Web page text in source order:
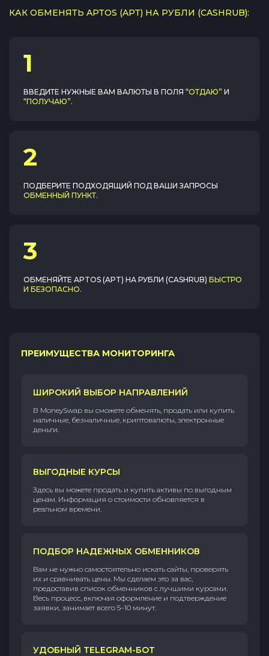
КАК ОБМЕНЯТЬ APTOS (APT) НА РУБЛИ (CASHRUB):
1
ВВЕДИТЕ НУЖНЫЕ ВАМ ВАЛЮТЫ В ПОЛЯ “ОТДАЮ” И
“ПОЛУЧАЮ”.
2
ПОДБЕРИТЕ ПОДХОДЯЩИЙ ПОД ВАШИ ЗАПРОСЫ
ОБМЕННЫЙ ПУНКТ.
3
ОБМЕНЯЙТЕ APTOS (APT) НА РУБЛИ (CASHRUB) БЫСТРО
И БЕЗОПАСНО.
ПРЕИМУЩЕСТВА МОНИТОРИНГА
ШИРОКИЙ ВЫБОР НАПРАВЛЕНИЙ
В MoneySwap вы сможете обменять, продать или купить
наличные, безналичные, криптовалюты, электронные
деньги.
ВЫГОДНЫЕ КУРСЫ
Здесь вы можете продать и купить активы по выгодным
ценам. Информация о стоимости обновляется в
реальном времени.
ПОДБОР НАДЕЖНЫХ ОБМЕННИКОВ
Вам не нужно самостоятельно искать сайты, проверять
их и сравнивать цены. Мы сделаем это за вас,
предоставив список обменников с лучшими курсами.
Весь процесс, включая оформление и подтверждение
заявки, занимает всего 5–10 минут.
УДОБНЫЙ TELEGRAM-БОТ